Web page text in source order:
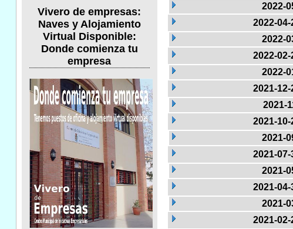
Vivero de empresas:
Naves y Alojamiento
Virtual Disponible:
Donde comienza tu
empresa
2022-
2022-04-
2022-
2022-02-
2022-
2021-12-
2021-
2021-10-
2021-
2021-07-
2021-
2021-04-
2021-
2021-02-